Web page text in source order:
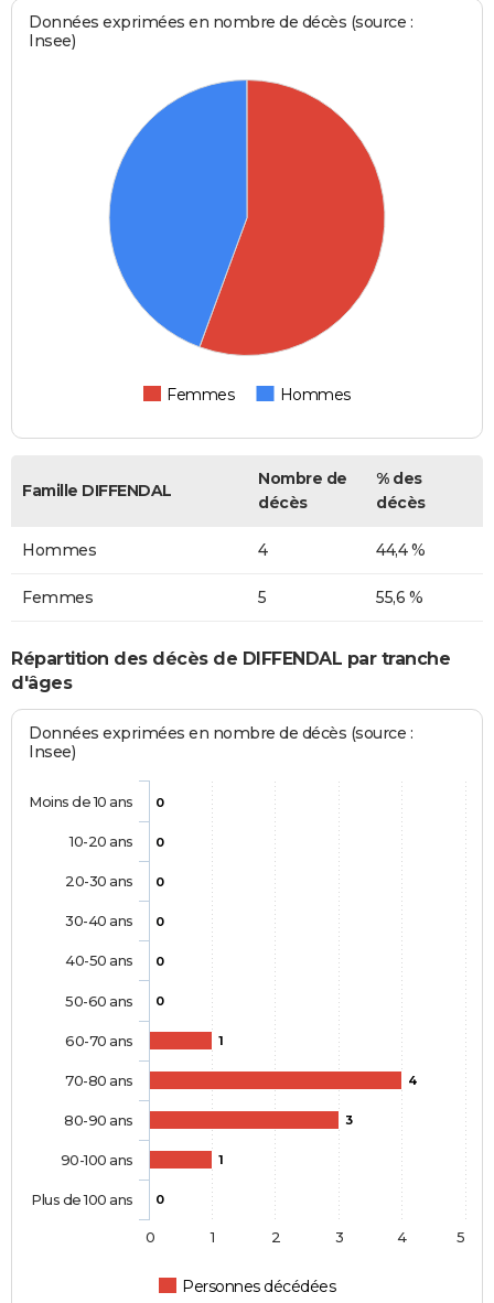
Données exprimées en nombre de décès (source :
Insee)
Femmes Hommes
Famille DIFFENDAL
Nombre de
décès
% des
décès
Hommes 4 44,4 %
Femmes 5 55,6 %
Répartition des décès de DIFFENDAL par tranche
d'âges
Données exprimées en nombre de décès (source :
Insee)
0
0
0
0
0
0
1
4
3
1
0
Personnes décédées
Moins de 10 ans
10-20 ans
20-30 ans
30-40 ans
40-50 ans
50-60 ans
60-70 ans
70-80 ans
80-90 ans
90-100 ans
Plus de 100 ans
0 1 2 3 4 5